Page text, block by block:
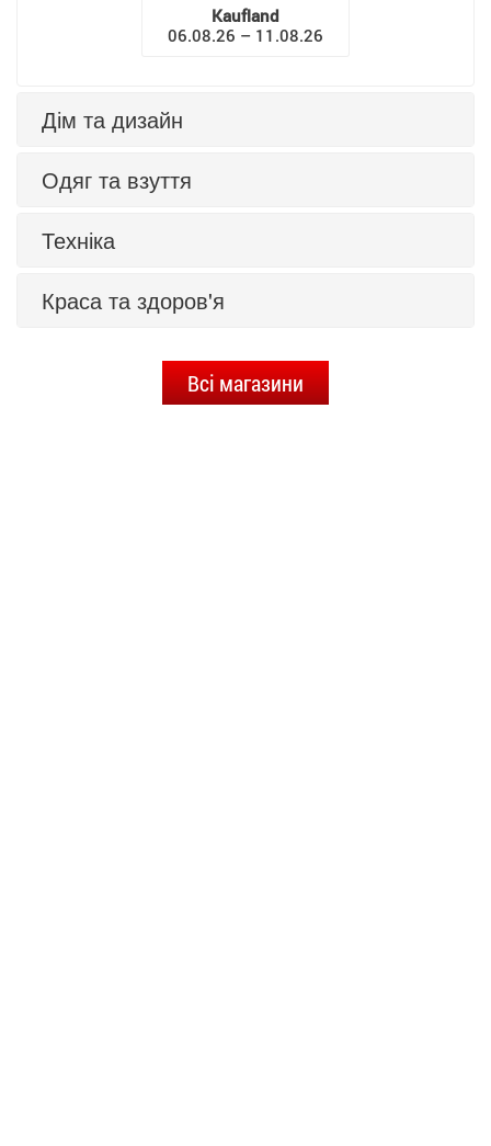
Kaufland
06.08.26 – 11.08.26
Дім та дизайн
Одяг та взуття
Техніка
Краса та здоров'я
Всі магазини